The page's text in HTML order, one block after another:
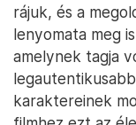
rájuk, és a
lenyomata meg
amelynek tagja
karaktereinek